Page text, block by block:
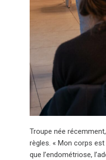
Troupe née
règles. « Mon corps
que l’endométriose,